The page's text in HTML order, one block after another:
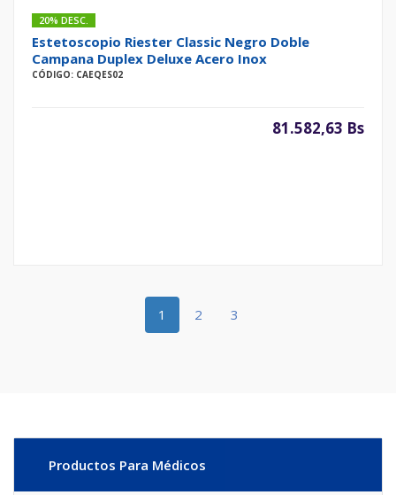
20% DESC.
Estetoscopio Riester Classic Negro Doble
Campana Duplex Deluxe Acero Inox
CÓDIGO: CAEQES02
81.582,63 Bs
1 2 3
Productos Para Médicos